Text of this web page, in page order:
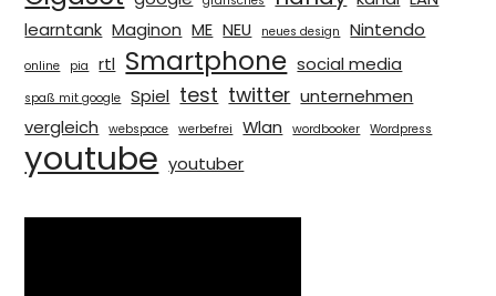
learntank Maginon ME NEU neues design Nintendo
online pia rtl Smartphone social media
spaß mit google Spiel test twitter unternehmen
vergleich
webspace werbefrei Wlan wordbooker Wordpress
youtube youtuber